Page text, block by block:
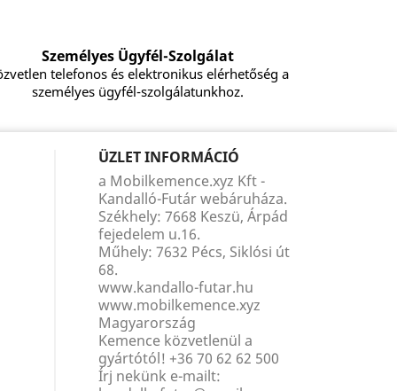
Személyes Ügyfél-Szolgálat
telefonos és elektronikus elérhetőség a
személyes ügyfél-szolgálatunkhoz.
ÜZLET INFORMÁCIÓ
a Mobilkemence.xyz Kft -
Kandalló-Futár webáruháza.
Székhely: 7668 Keszü, Árpád
fejedelem u.16.
Műhely: 7632 Pécs, Siklósi út
68.
www.kandallo-futar.hu
www.mobilkemence.xyz
Magyarország
Kemence közvetlenül a
gyártótól! +36 70 62 62 500
Írj nekünk e-mailt: